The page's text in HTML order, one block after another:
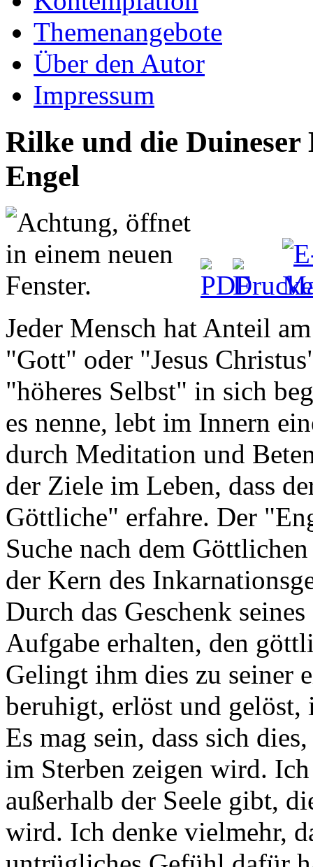
Themenangebote
Über den Autor
Impressum
Rilke und die
Engel
Jeder Mensch hat Anteil
"Gott" oder "Jesus
"höheres Selbst" in sich
es nenne, lebt im Innern
durch Meditation und
der Ziele im Leben, dass
Göttliche" erfahre. Der
Suche nach dem
der Kern des
Durch das Geschenk
Aufgabe erhalten, den
Gelingt ihm dies zu seiner
beruhigt, erlöst und gelöst,
Es mag sein, dass sich
im Sterben zeigen wird.
außerhalb der Seele gibt,
wird. Ich denke vielmehr,